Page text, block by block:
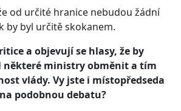
od určité hranice nebudou žádní
by byl určitě skokanem.
a objevují se hlasy, že by
některé ministry obměnit a tím
vlády. Vy jste i místopředseda
podobnou debatu?